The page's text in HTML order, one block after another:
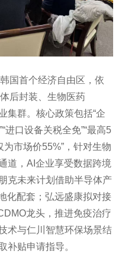
国首个经济自由区，依
后封装、生物医药
集群。核心政策包括“企
进口设备关税全免”“最高5
为市场价55%”，针对生物
道，AI企业享受数据跨境
克未来计划借助半导体产
化配套；弘远盛康拟对接
龙头，推进免疫治疗
术与仁川智慧环保场景结
补贴申请指导。